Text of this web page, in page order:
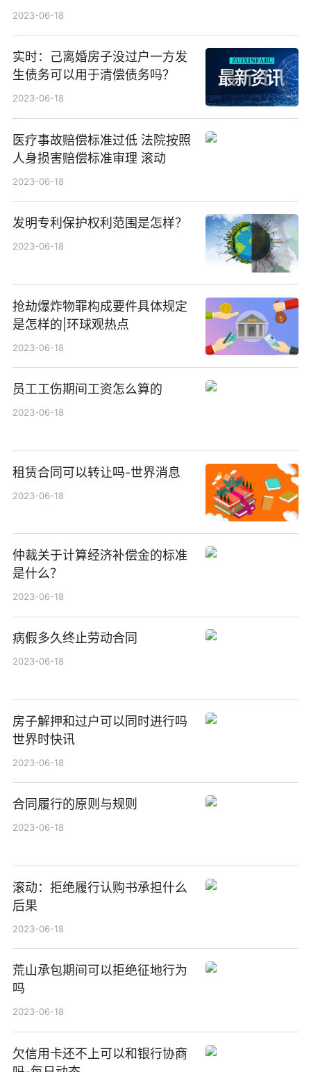
2023-06-18
实时：己离婚房子没过户一方发
生债务可以用于清偿债务吗？
2023-06-18
医疗事故赔偿标准过低 法院按照
人身损害赔偿标准审理 滚动
2023-06-18
发明专利保护权利范围是怎样？
2023-06-18
抢劫爆炸物罪构成要件具体规定
是怎样的|环球观热点
2023-06-18
员工工伤期间工资怎么算的
2023-06-18
租赁合同可以转让吗-世界消息
2023-06-18
仲裁关于计算经济补偿金的标准
是什么？
2023-06-18
病假多久终止劳动合同
2023-06-18
房子解押和过户可以同时进行吗
世界时快讯
2023-06-18
合同履行的原则与规则
2023-06-18
滚动：拒绝履行认购书承担什么
后果
2023-06-18
荒山承包期间可以拒绝征地行为
吗
2023-06-18
欠信用卡还不上可以和银行协商